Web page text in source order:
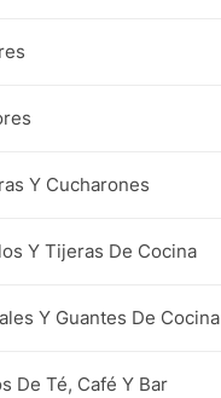
Y Cucharones
Y Tijeras De Cocina
Y Guantes De Cocina
De Té, Café Y Bar